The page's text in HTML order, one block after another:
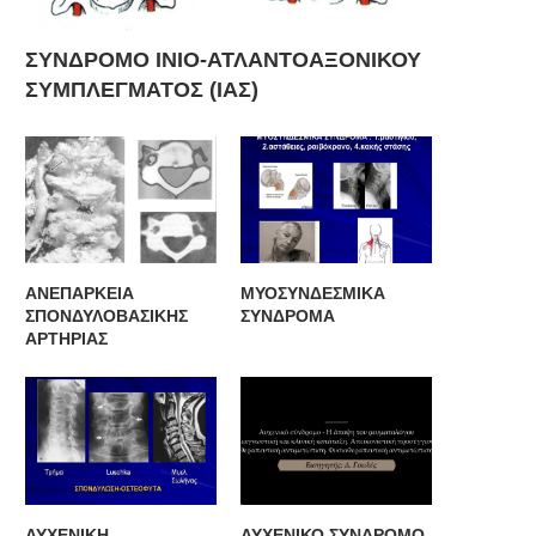
ΣΥΝΔΡΟΜΟ ΙΝΙΟ-ΑΤΛΑΝΤΟΑΞΟΝΙΚΟΥ
ΣΥΜΠΛΕΓΜΑΤΟΣ (ΙΑΣ)
ΑΝΕΠΑΡΚΕΙΑ
ΣΠΟΝΔΥΛΟΒΑΣΙΚΗΣ
ΑΡΤΗΡΙΑΣ
ΜΥΟΣΥΝΔΕΣΜΙΚΑ
ΣΥΝΔΡΟΜΑ